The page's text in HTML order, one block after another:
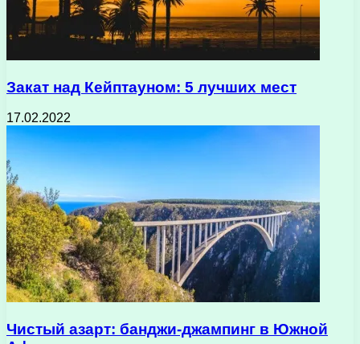
Закат над Кейптауном: 5 лучших мест
17.02.2022
Чистый азарт: банджи-джампинг в Южной